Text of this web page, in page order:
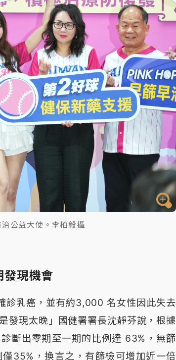
公益大使。李柏毅攝
發現機會
診乳癌，並有約3,000 名女性因此失去
發現太晚」國健署署長沈靜芬說，根據
斷出零期至一期的比例達 63%，無篩
35%，換言之，有篩檢可增加近一倍